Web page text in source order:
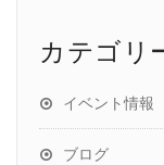
カテゴリ
イベント情報
ブログ